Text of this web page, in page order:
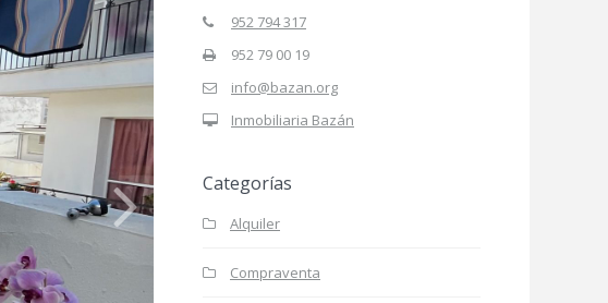
952 794 317
952 79 00 19
info@bazan.org
Inmobiliaria Bazán
Categorías
Alquiler
Compraventa